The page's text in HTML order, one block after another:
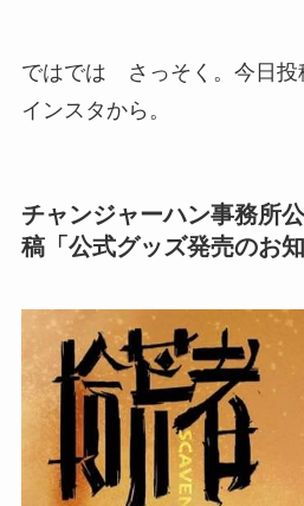
ではでは さっそく。今日投
インスタから。
チャンジャーハン事務所
稿「公式グッズ発売のお知